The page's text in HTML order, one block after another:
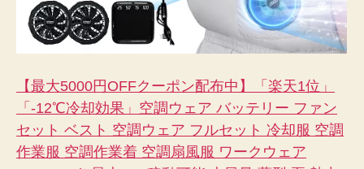
【最大5000円OFFクーポン配布中】「楽天1位」
「-12℃冷却効果」空調ウェア バッテリー ファン
セット ベスト 空調ウェア フルセット 冷却服 空調
作業服 空調作業着 空調扇風服 ワークウェア